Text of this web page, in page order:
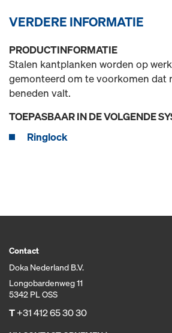
VERDERE INFORMATIE
PRODUCTINFORMATIE
Stalen kantplanken worden op
gemonteerd om te voorkomen dat
beneden valt.
TOEPASBAAR IN DE VOLGENDE
Ringlock
Contact
Doka Nederland B.V.
Longobardenweg 11
5342 PL OSS
T+31 412 65 30 30